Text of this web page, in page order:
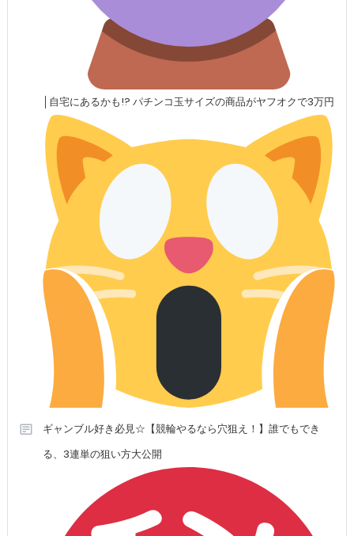
│自宅にあるかも!? パチンコ玉サイズの商品がヤフオクで3万円
ギャンブル好き必見☆【競輪やるなら穴狙え！】誰でもでき
る、3連単の狙い方大公開